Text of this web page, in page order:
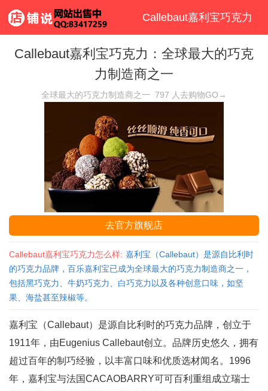
Callebaut嘉利宝巧克力
Callebaut嘉利宝巧克力：全球最大的巧克
力制造商之一
全球最大的巧克力制造商之一 797 人去购物GO→
去官方旗舰店
Callebaut嘉利宝巧克力怎么样: 嘉利宝（Callebaut）是源自比利时
的巧克力品牌，百乐嘉利宝已成为全球最大的巧克力制造商之一，
包括黑巧克力、牛奶巧克力、白巧克力以及各种创意口味，如坚
果、海盐甚至辣椒等。
嘉利宝（Callebaut）是源自比利时的巧克力品牌，创立于
1911年，由Eugenius Callebaut创立。品牌历史悠久，拥有
超过百年的制巧经验，以丰富口味和优质选材闻名。1996
年，嘉利宝与法国CACAOBARRY可可百利重组成立瑞士